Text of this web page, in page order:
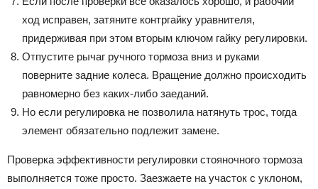
ход исправен, затяните контргайку уравнителя,
придерживая при этом вторым ключом гайку регулировки.
Отпустите рычаг ручного тормоза вниз и руками
поверните задние колеса. Вращение должно происходить
равномерно без каких-либо заеданий.
Но если регулировка не позволила натянуть трос, тогда
элемент обязательно подлежит замене.
Проверка эффективности регулировки стояночного тормоза
выполняется тоже просто. Заезжаете на участок с уклоном,